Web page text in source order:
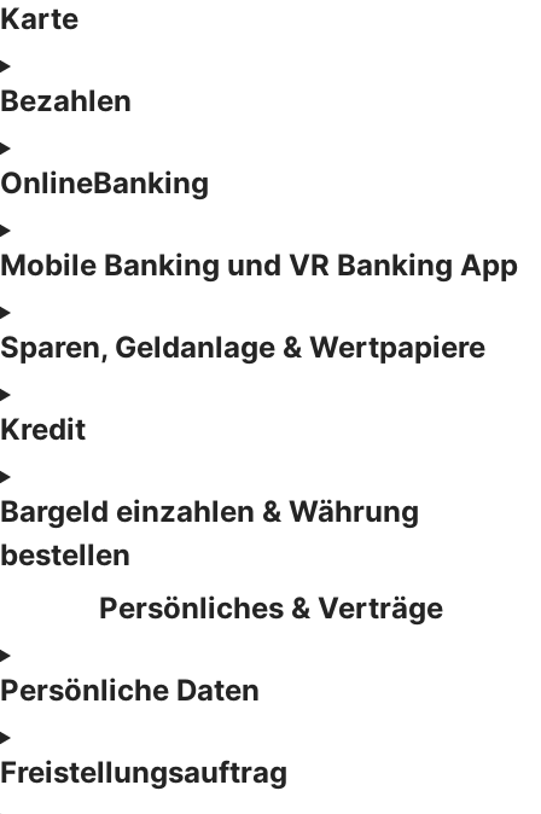
Karte
Bezahlen
OnlineBanking
Mobile Banking und VR Banking App
Sparen, Geldanlage & Wertpapiere
Kredit
Bargeld einzahlen & Währung
bestellen
Persönliches & Verträge
Persönliche Daten
Freistellungsauftrag